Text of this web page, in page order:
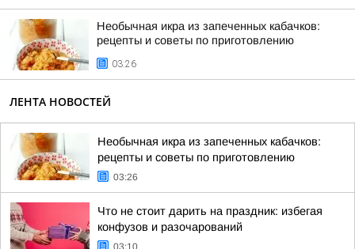
Необычная икра из запеченных кабачков:
рецепты и советы по приготовлению
03:26
ЛЕНТА НОВОСТЕЙ
Необычная икра из запеченных кабачков:
рецепты и советы по приготовлению
03:26
Что не стоит дарить на праздник: избегая
конфузов и разочарований
03:10